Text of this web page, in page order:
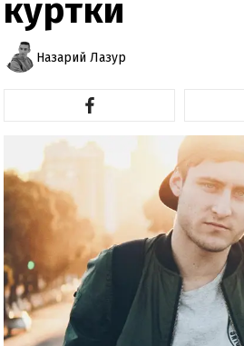
куртки
Назарий Лазур